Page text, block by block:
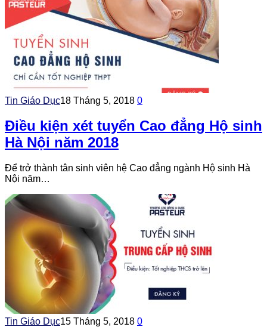
Tin Giáo Dục18 Tháng 5, 2018 0
Điều kiện xét tuyển Cao đẳng Hộ sinh
Hà Nội năm 2018
Để trở thành tân sinh viên hệ Cao đẳng ngành Hộ sinh Hà
Nội năm…
Tin Giáo Dục15 Tháng 5, 2018 0